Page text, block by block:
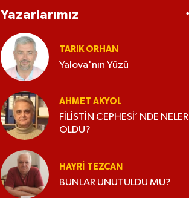
Yazarlarımız
TARIK ORHAN
Yalova'nın Yüzü
AHMET AKYOL
FİLİSTİN CEPHESİ’ NDE NELER
OLDU?
HAYRI TEZCAN
BUNLAR UNUTULDU MU?